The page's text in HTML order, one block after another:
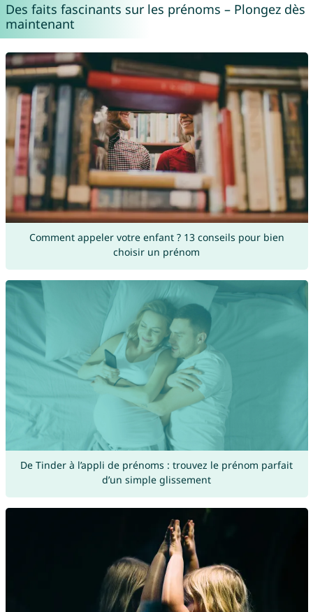
Des faits fascinants sur les prénoms – Plongez dès
maintenant
Comment appeler votre enfant ? 13 conseils pour bien
choisir un prénom
De Tinder à l’appli de prénoms : trouvez le prénom parfait
d’un simple glissement